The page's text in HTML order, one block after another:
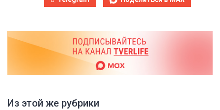
Из этой же рубрики